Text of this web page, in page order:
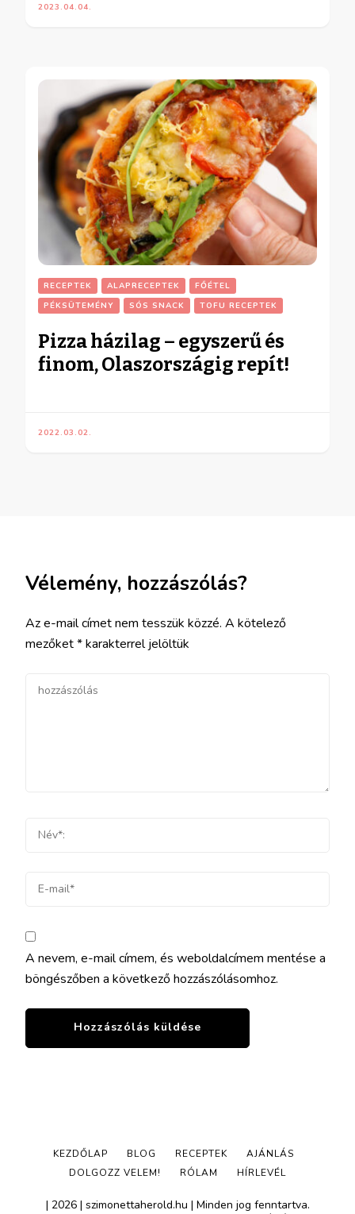
2023.04.04.
RECEPTEK ALAPRECEPTEK
FŐÉTEL
PÉKSÜTEMÉNY
SÓS SNACK TOFU RECEPTEK
Pizza házilag – egyszerű és
finom, Olaszországig repít!
2022.03.02.
Vélemény, hozzászólás?
Az e-mail címet nem tesszük közzé. A kötelező
mezőket*karakterrel jelöltük
A nevem, e-mail címem, és weboldalcímem mentése a
böngészőben a következő hozzászólásomhoz.
| 2026 | szimonettaherold.hu | Minden jog fenntartva.
KEZDŐLAP BLOG RECEPTEK
AJÁNLÁS
DOLGOZZ VELEM!
RÓLAM HÍRLEVÉL